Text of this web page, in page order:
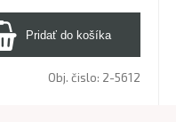
Obj. čislo: 2-5612